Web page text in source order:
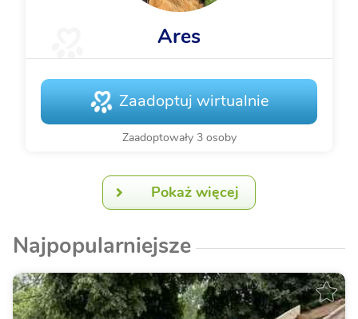
Ares
Zaadoptuj wirtualnie
Zaadoptowały 3 osoby
Pokaż więcej
Najpopularniejsze